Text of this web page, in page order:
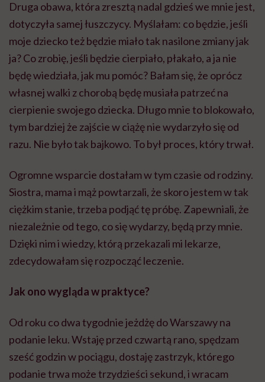
Druga obawa, która zresztą nadal gdzieś we mnie jest,
dotyczyła samej łuszczycy. Myślałam: co będzie, jeśli
moje dziecko też będzie miało tak nasilone zmiany jak
ja? Co zrobię, jeśli będzie cierpiało, płakało, a ja nie
będę wiedziała, jak mu pomóc? Bałam się, że oprócz
własnej walki z chorobą będę musiała patrzeć na
cierpienie swojego dziecka. Długo mnie to blokowało,
tym bardziej że zajście w ciążę nie wydarzyło się od
razu. Nie było tak bajkowo. To był proces, który trwał.
Ogromne wsparcie dostałam w tym czasie od rodziny.
Siostra, mama i mąż powtarzali, że skoro jestem w tak
ciężkim stanie, trzeba podjąć tę próbę. Zapewniali, że
niezależnie od tego, co się wydarzy, będą przy mnie.
Dzięki nim i wiedzy, którą przekazali mi lekarze,
zdecydowałam się rozpocząć leczenie.
Jak ono wygląda w praktyce?
Od roku co dwa tygodnie jeżdżę do Warszawy na
podanie leku. Wstaję przed czwartą rano, spędzam
sześć godzin w pociągu, dostaję zastrzyk, którego
podanie trwa może trzydzieści sekund, i wracam